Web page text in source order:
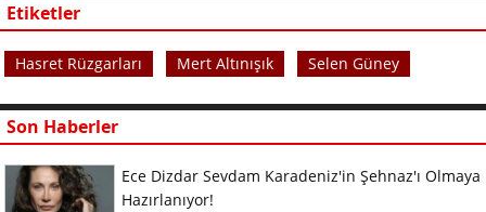
Etiketler
Hasret Rüzgarları Mert Altınışık Selen Güney
Son Haberler
Ece Dizdar Sevdam Karadeniz'in Şehnaz'ı Olmaya
Hazırlanıyor!